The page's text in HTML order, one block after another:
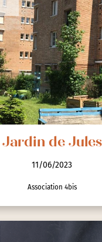
Jardin de Jules
11/06/2023
Association 4bis